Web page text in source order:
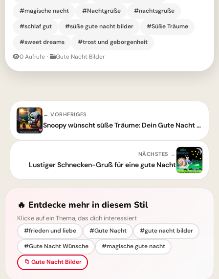
#magische nacht
#Nachtgrüße
#nachtsgrüße
#schlaf gut
#süße gute nacht bilder
#Süße Träume
#sweet dreams
#trost und geborgenheit
0 Aufrufe · Gute Nacht Bilder
← VORHERIGES
Snoopy wünscht süße Träume: Dein Gute Nacht Bild für WhatsApp & Pinterest
NÄCHSTES →
Lustiger Schnecken-Gruß für eine gute Nacht
🔥 Entdecke mehr in diesem Stil
Klicke auf ein Thema, das dich interessiert
#frieden und liebe #Gute Nacht
#gute nacht bilder
#Gute Nacht Wünsche
#magische gute nacht
📁 Gute Nacht Bilder